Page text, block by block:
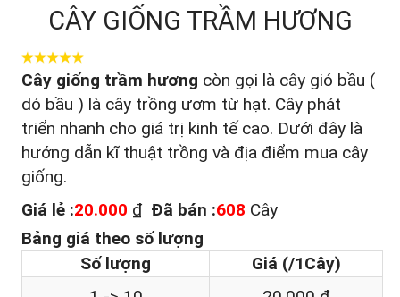
CÂY GIỐNG TRẦM HƯƠNG
Cây giống trầm hương còn gọi là cây gió bầu (
dó bầu ) là cây trồng ươm từ hạt. Cây phát
triển nhanh cho giá trị kinh tế cao. Dưới đây là
hướng dẫn kĩ thuật trồng và địa điểm mua cây
giống.
Giá lẻ :20.000 ₫ Đã bán :608 Cây
Bảng giá theo số lượng
Số lượng
Giá (/1Cây)